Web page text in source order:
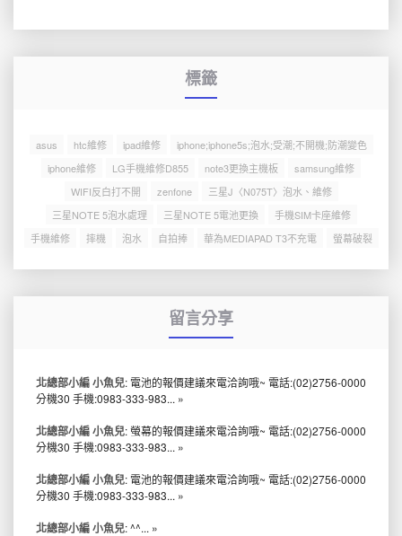
標籤
asus htc維修 ipad維修
iphone;iphone5s;泡水;受潮;不開機;防潮變色
iphone維修
LG手機維修D855 note3更換主機板
samsung維修
WIFI反白打不開
zenfone
三星J〈N075T〉泡水、維修
三星NOTE 5泡水處理
三星NOTE 5電池更換
手機SIM卡座維修
手機維修
摔機 泡水 自拍捧 華為MEDIAPAD T3不充電 螢幕破裂
留言分享
北總部小編 小魚兒: 電池的報價建議來電洽詢哦~ 電話:(02)2756-0000
分機30 手機:0983-333-983... »
北總部小編 小魚兒: 螢幕的報價建議來電洽詢哦~ 電話:(02)2756-0000
分機30 手機:0983-333-983... »
北總部小編 小魚兒: 電池的報價建議來電洽詢哦~ 電話:(02)2756-0000
分機30 手機:0983-333-983... »
北總部小編 小魚兒: ^^... »